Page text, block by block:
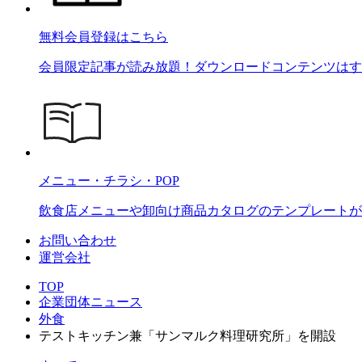
無料会員登録はこちら
会員限定記事が読み放題！ダウンロードコンテンツは
メニュー・チラシ・POP
飲食店メニューや卸向け商品カタログのテンプレート
お問い合わせ
運営会社
TOP
企業団体ニュース
外食
テストキッチン兼「サンマルク料理研究所」を開設